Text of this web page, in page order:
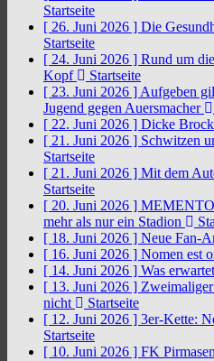
Startseite
[ 26. Juni 2026 ] Die
Startseite
[ 24. Juni 2026 ] Rund um
Kopf
Startseite
[ 23. Juni 2026 ] Aufgeben
Jugend gegen Auersmacher
[ 22. Juni 2026 ] Dicke
[ 21. Juni 2026 ] Schwitzen
Startseite
[ 21. Juni 2026 ] Mit dem
Startseite
[ 20. Juni 2026 ]
mehr als nur ein Stadion
[ 18. Juni 2026 ] Neue Fan-
[ 16. Juni 2026 ] Nomen est
[ 14. Juni 2026 ] Was
[ 13. Juni 2026 ]
nicht
Startseite
[ 12. Juni 2026 ] 3er-Kette:
Startseite
[ 10. Juni 2026 ] FK